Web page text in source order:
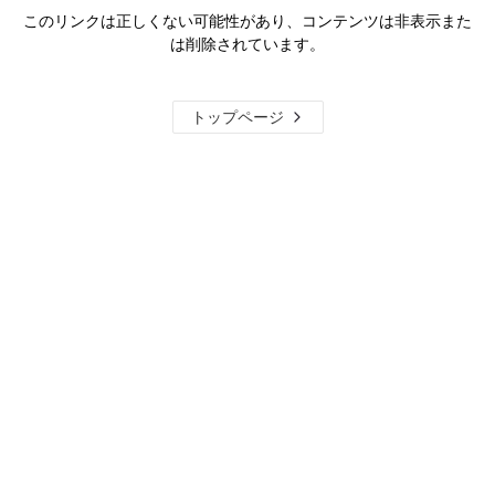
このリンクは正しくない可能性があり、コンテンツは非表示また
は削除されています。
トップページ